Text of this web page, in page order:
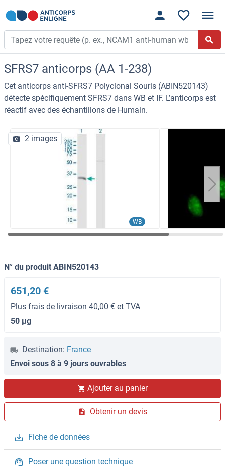
SFRS7 anticorps (AA 1-238)
Cet anticorps anti-SFRS7 Polyclonal Souris (ABIN520143)
détecte spécifiquement SFRS7 dans WB et IF. L’anticorps est
réactif avec des échantillons de Humain.
WB
2 images
N° du produit ABIN520143
651,20 €
Plus frais de livraison 40,00 € et TVA
50 μg
Destination: France
Envoi sous 8 à 9 jours ouvrables
Ajouter au panier
Obtenir un devis
Fiche de données
Poser une question technique